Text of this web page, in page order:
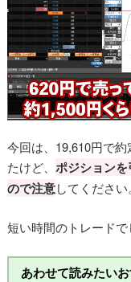
今回は、19,610円で
たけど、 ポジション
ので注意してください。
短い時間のトレードで
あわせて読みたい